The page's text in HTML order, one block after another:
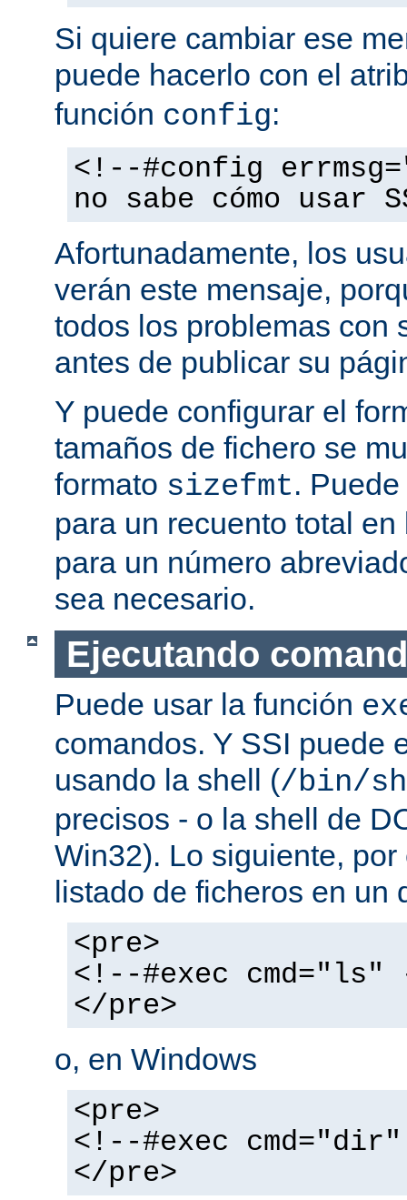
Si quiere cambiar ese
puede hacerlo con el
función config:
<!--#config
no sabe cómo usar
Afortunadamente, los
verán este mensaje,
todos los problemas con
antes de publicar su
Y puede configurar el
tamaños de fichero se
formato sizefmt.
para un recuento total
para un número
sea necesario.
Ejecutando
Puede usar la función
comandos. Y SSI puede
usando la shell (/bin/sh
precisos - o la shell de
Win32). Lo siguiente,
listado de ficheros en un
<pre>
<!--#exec cmd="ls"
</pre>
o, en Windows
<pre>
<!--#exec
</pre>